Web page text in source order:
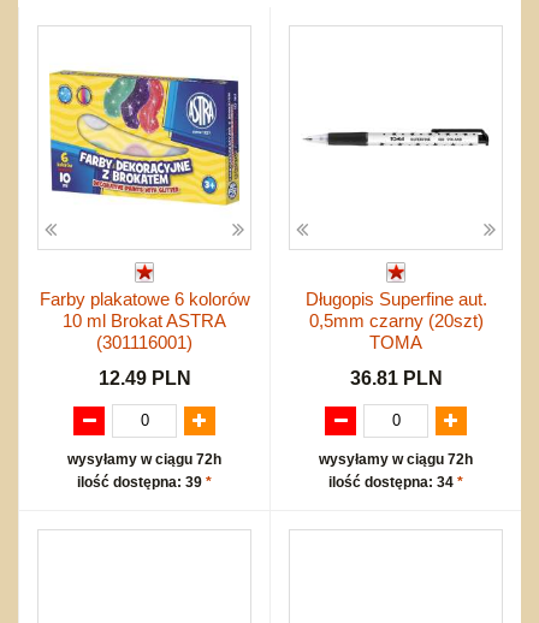
Dźwiekowe
Bajkowe
Inne
Maty do zabawy
Do rozkręcania
Bąki
Pojazdy
Inne
Innedo koszykówki
Nowości
Wyprzedaż
Promocje
Zakupy hurtowe
Koszty przesyłki
Regulamin
Kontakt
Farby plakatowe 6 kolorów
10 ml Brokat ASTRA
(301116001)
12.49 PLN
wysyłamy w ciągu 72h
ilość dostępna: 39 *
Długopis Superfine aut.
0,5mm czarny (20szt)
TOMA
36.81 PLN
wysyłamy w ciągu 72h
ilość dostępna: 34 *